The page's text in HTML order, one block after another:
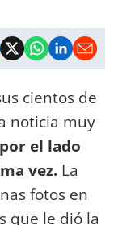
cientos de
noticia muy
el lado
vez. La
fotos en
que le dió la